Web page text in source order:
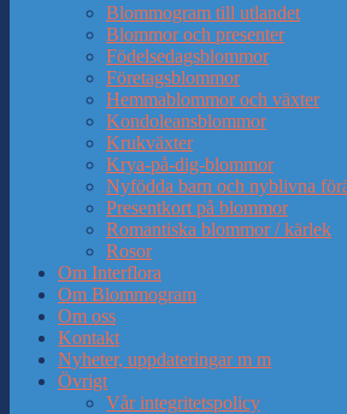
Blommogram till utlandet
Blommor och presenter
Födelsedagsblommor
Företagsblommor
Hemmablommor och växter
Kondoleansblommor
Krukväxter
Krya-på-dig-blommor
Nyfödda barn och nyblivna
Presentkort på blommor
Romantiska blommor / kärlek
Rosor
Om Interflora
Om Blommogram
Om oss
Kontakt
Nyheter, uppdateringar m m
Övrigt
Vår integritetspolicy